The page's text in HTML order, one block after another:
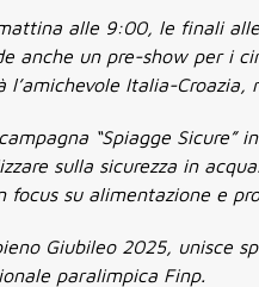
alle 9:00, le finali
anche un pre-show per i
l’amichevole Italia-
“Spiagge
sulla sicurezza in
focus su alimentazione e
Giubileo 2025, unisce
paralimpica Finp.